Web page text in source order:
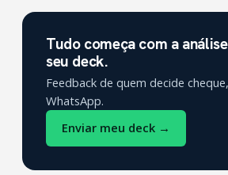
Tudo começa com a
seu deck.
Feedback de quem decide
WhatsApp.
Enviar meu deck →